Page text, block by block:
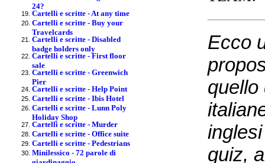
24?
Cartelli e scritte - At any time
Cartelli e scritte - Buy your
Travelcards
Cartelli e scritte - Disabled
badge holders only
Cartelli e scritte - First floor
sale
Cartelli e scritte - Greenwich
Pier
Cartelli e scritte - Help Point
Cartelli e scritte - Ibis Hotel
Cartelli e scritte - Lunn Poly
Holiday Shop
Cartelli e scritte - Murder
Cartelli e scritte - Office suite
Cartelli e scritte - Pedestrians
Minilessico - 72 parole di
giardinaggio
Ecco
quello
quiz,